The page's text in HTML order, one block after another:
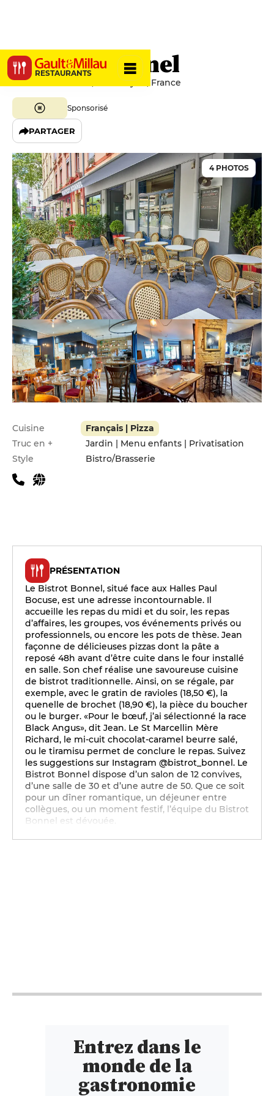
RESTAURANTS
Bistrot Bonnel
66 Rue de Bonnel, 69003 Lyon, France
Sponsorisé
PARTAGER
4 PHOTOS
Infos pratiques
Cuisine
Français | Pizza
Truc en +
Jardin | Menu enfants | Privatisation
Style
Bistro/Brasserie
PRÉSENTATION
Le Bistrot Bonnel, situé face aux Halles Paul
Bocuse, est une adresse incontournable. Il
accueille les repas du midi et du soir, les repas
d’affaires, les groupes, vos événements privés ou
professionnels, ou encore les pots de thèse. Jean
façonne de délicieuses pizzas dont la pâte a
reposé 48h avant d’être cuite dans le four installé
en salle. Son chef réalise une savoureuse cuisine
de bistrot traditionnelle. Ainsi, on se régale, par
exemple, avec le gratin de ravioles (18,50 €), la
quenelle de brochet (18,90 €), la pièce du boucher
ou le burger. «Pour le bœuf, j’ai sélectionné la race
Black Angus», dit Jean. Le St Marcellin Mère
Richard, le mi-cuit chocolat-caramel beurre salé,
ou le tiramisu permet de conclure le repas. Suivez
les suggestions sur Instagram @bistrot_bonnel. Le
Bistrot Bonnel dispose d’un salon de 12 convives,
d’une salle de 30 et d’une autre de 50. Que ce soit
pour un dîner romantique, un déjeuner entre
collègues, ou un moment festif, l’équipe du Bistrot
Bonnel est dévouée.
Entrez dans le
monde de la
gastronomie